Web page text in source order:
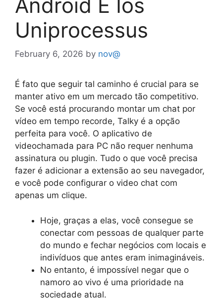
Android E Ios
Uniprocessus
February 6, 2026 by nov@
É fato que seguir tal caminho é crucial para se
manter ativo em um mercado tão competitivo.
Se você está procurando montar um chat por
vídeo em tempo recorde, Talky é a opção
perfeita para você. O aplicativo de
videochamada para PC não requer nenhuma
assinatura ou plugin. Tudo o que você precisa
fazer é adicionar a extensão ao seu navegador,
e você pode configurar o video chat com
apenas um clique.
Hoje, graças a elas, você consegue se
conectar com pessoas de qualquer parte
do mundo e fechar negócios com locais e
indivíduos que antes eram inimagináveis.
No entanto, é impossível negar que o
namoro ao vivo é uma prioridade na
sociedade atual.